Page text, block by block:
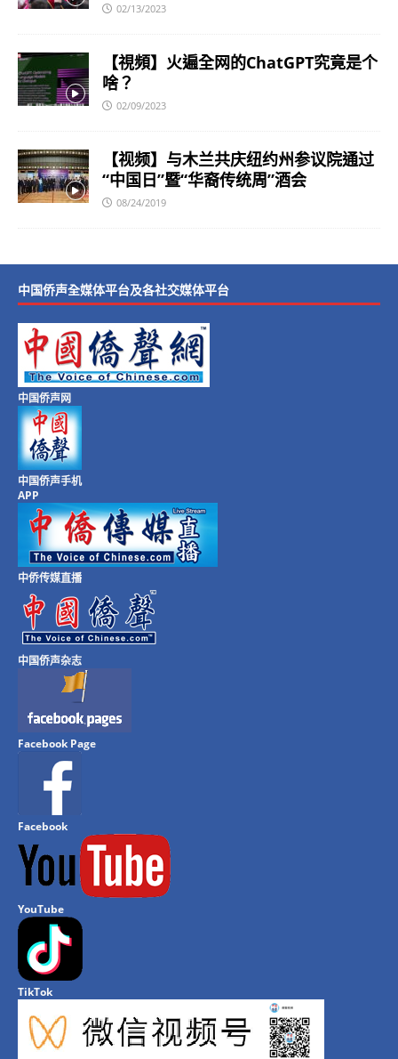
02/13/2023
【視頻】火遍全网的ChatGPT究竟是个
啥？
02/09/2023
【视频】与木兰共庆纽约州参议院通过
“中国日”暨“华裔传统周”酒会
08/24/2019
中国侨声全媒体平台及各社交媒体平台
中国侨声网
中国侨声手机
APP
中侨传媒直播
中国侨声杂志
Facebook Page
Facebook
YouTube
TikTok